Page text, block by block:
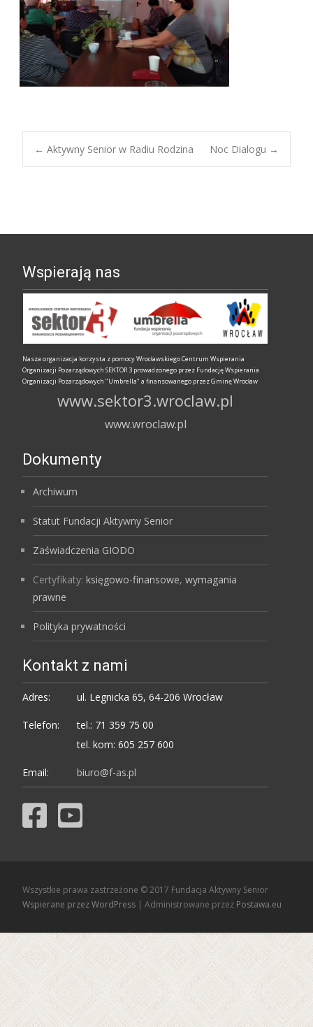
wpisów
← Aktywny Senior w Radiu Rodzina Noc Dialogu →
Wspierają nas
Nasza organizacja korzysta z pomocy Wrocławskiego Centrum Wspierania
Organizacji Pozarządowych SEKTOR 3 prowadzonego przez Fundację Wspierania
Organizacji Pozarządowych "Umbrella" a finansowanego przez Gminę Wrocław
www.sektor3.wroclaw.pl
www.wroclaw.pl
Dokumenty
Archiwum
Statut Fundacji Aktywny Senior
Zaświadczenia GIODO
Certyfikaty: księgowo-finansowe, wymagania
prawne
Polityka prywatności
Kontakt z nami
Adres: ul. Legnicka 65, 64-206 Wrocław
Telefon:
tel.: 71 359 75 00
tel. kom: 605 257 600
Email: biuro@f-as.pl
Wszystkie prawa zastrzeżone © 2017 Fundacja Aktywny Senior
Wspierane przez WordPress | Administrowane przez Postawa.eu